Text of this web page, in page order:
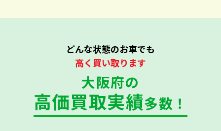
どんな状態のお車でも
高く買い取ります
大阪府の
高価買取実績多数！